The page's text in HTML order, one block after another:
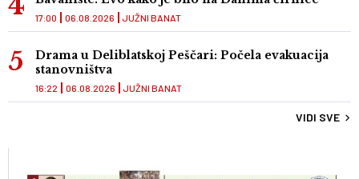
JUŽNI BANAT
17:00 06.08.2026
Drama u Deliblatskoj Peščari: Počela evakuacija
stanovništva
JUŽNI BANAT
16:22 06.08.2026
VIDI SVE